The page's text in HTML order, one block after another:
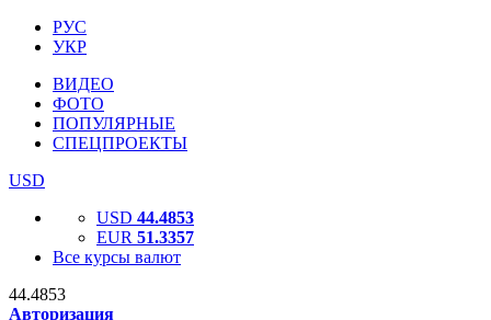
РУС
УКР
ВИДЕО
ФОТО
ПОПУЛЯРНЫЕ
СПЕЦПРОЕКТЫ
USD
USD 44.4853
EUR 51.3357
Все курсы валют
44.4853
Авторизация